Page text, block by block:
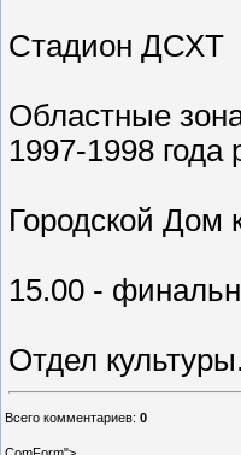
Стадион ДСХТ
Областные
1997-1998 года
Городской Дом
15.00 -
Отдел культуры.
Всего комментариев: 0